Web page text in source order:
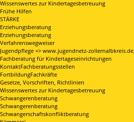
Wissenswertes zur Kindertagesbetreuung
Frühe Hilfen
STÄRKE
Erziehungsberatung
Erziehungsberatung
Verfahrenswegweiser
Jugendpflege => www.jugendnetz-zollernalbkreis.de
Fachberatung für Kindertageseinrichtungen
KontaktFachberatungsstellen
FortbildungFachkräfte
Gesetze, Vorschriften, Richtlinien
Wissenswertes zur Kindertagesbetreuung
Schwangerenberatung
Schwangerenberatung
Schwangerschaftskonfliktberatung